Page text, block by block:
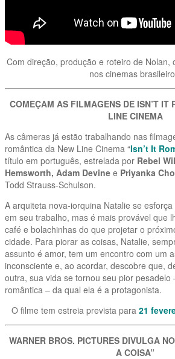
Com direção, produção e roteiro de Nolan,
nos cinemas
COMEÇAM AS FILMAGENS DE ISN’T IT
LINE CINEMA
As câmeras já estão trabalhando nas
romântica da New Line Cinema “Isn’t It
título em português, estrelada por Rebel
Hemsworth, Adam Devine e Priyanka
Todd Strauss-Schulson.
A arquiteta nova-iorquina Natalie se
em seu trabalho, mas é mais provável que
café e bolachinhas do que projetar o
cidade. Para piorar as coisas, Natalie,
assunto é amor, tem um encontro com um
inconsciente e, ao acordar, descobre que,
outra, sua vida se tornou seu pior pesadelo
romântica – da qual ela é a protagonista.
O filme tem estreia prevista para 21
WARNER BROS. PICTURES DIVULGA
A COISA”